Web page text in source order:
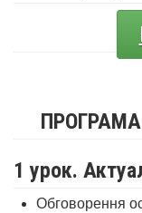
1 урок.
Обговорення